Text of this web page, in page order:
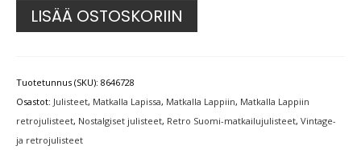
LISÄÄ OSTOSKORIIN
Tuotetunnus (SKU): 8646728
Osastot: Julisteet, Matkalla Lapissa, Matkalla Lappiin, Matkalla Lappiin
retrojulisteet, Nostalgiset julisteet, Retro Suomi-matkailujulisteet, Vintage-
ja retrojulisteet